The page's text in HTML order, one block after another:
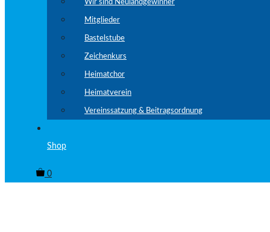
Wir sind Neulandgewinner
Mitglieder
Bastelstube
Zeichenkurs
Heimatchor
Heimatverein
Vereinssatzung & Beitragsordnung
Shop
0